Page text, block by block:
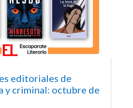
editoriales de
y criminal: octubre de